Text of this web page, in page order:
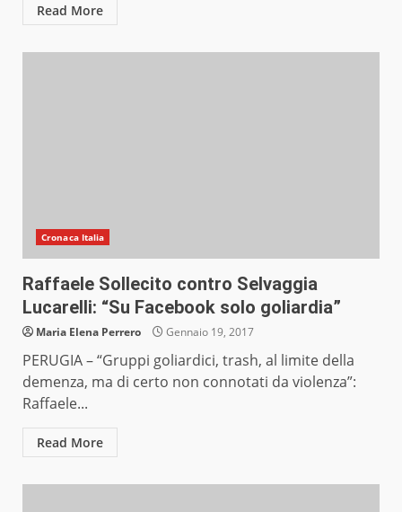
Read More
Cronaca Italia
Raffaele Sollecito contro Selvaggia
Lucarelli: “Su Facebook solo goliardia”
Maria Elena Perrero Gennaio 19, 2017
PERUGIA – “Gruppi goliardici, trash, al limite della
demenza, ma di certo non connotati da violenza”:
Raffaele...
Read More